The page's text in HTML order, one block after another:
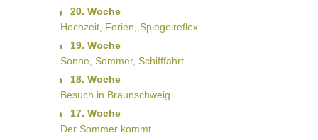
20. Woche
Hochzeit, Ferien, Spiegelreflex
19. Woche
Sonne, Sommer, Schifffahrt
18. Woche
Besuch in Braunschweig
17. Woche
Der Sommer kommt